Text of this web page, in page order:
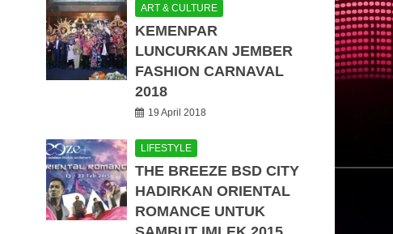
ART & CULTURE
KEMENPAR
LUNCURKAN JEMBER
FASHION CARNAVAL
2018
19 April 2018
LIFESTYLE
THE BREEZE BSD CITY
HADIRKAN ORIENTAL
ROMANCE UNTUK